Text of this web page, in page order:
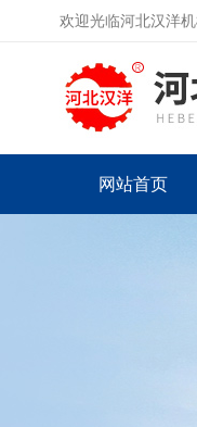
欢迎光临河北汉洋
网站首页